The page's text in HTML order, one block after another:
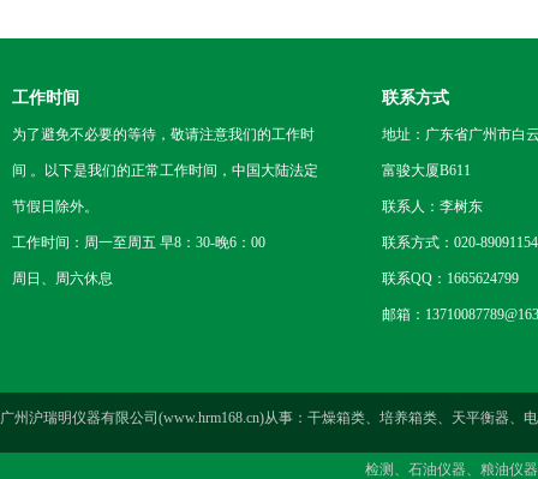
工作时间
为了避免不必要的等待，敬请注意我们的工作时
间 。以下是我们的正常工作时间，中国大陆法定
节假日除外。
工作时间：周一至周五 早8：30-晚6：00
周日、周六休息
联系方式
地址：广东省广州市白
富骏大厦B611
联系人：李树东
联系方式：020-89091154
联系QQ：1665624799
邮箱：
广州沪瑞明仪器有限公司(www.hrm168.cn)从事：干燥箱类、培养箱类、天平衡器
检测、石油仪器、粮油仪